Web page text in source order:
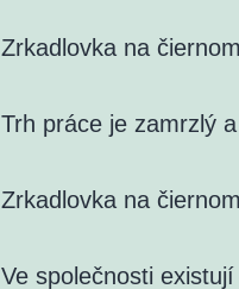
Zrkadlovka na
Trh práce je zamrzlý
Zrkadlovka na
Ve společnosti